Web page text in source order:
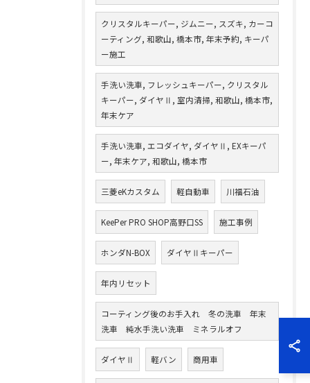
クリスタルキーパー, ジムニー, スズキ, カーコ
ーティング, 和歌山, 橋本市, 年末予約, キーパ
ー施工
手洗い洗車, フレッシュキーパー, クリスタル
キーパー, ダイヤⅡ, 室内清掃, 和歌山, 橋本市,
年末ケア
手洗い洗車, エコダイヤ, ダイヤⅡ, EXキーパ
ー, 年末ケア, 和歌山, 橋本市
三菱eKカスタム 軽自動車 川福石油
KeePer PRO SHOP高野口SS 施工事例
ホンダN-BOX ダイヤⅡキーパー
年内リセット
コーティング後のお手入れ 冬の洗車 年末
洗車 純水手洗い洗車 ミネラルオフ
ダイヤⅡ 軽バン 商用車